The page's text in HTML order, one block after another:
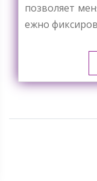
позволяет
ежно